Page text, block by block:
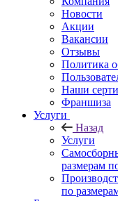
Новости
Акции
Вакансии
Отзывы
Политика
Наши
Франшиза
Услуги
Назад
Услуги
размерам
по